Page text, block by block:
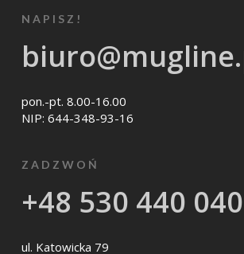
NAPISZ!
pon.-pt. 8.00-16.00
NIP: 644-348-93-16
ZADZWOŃ
+48 530 440 040
ul. Katowicka 79